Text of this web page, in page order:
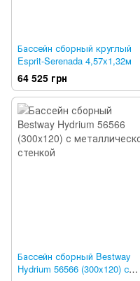
Бассейн сборный круглый
Esprit-Serenada 4,57x1,32м
64 525 грн
Бассейн сборный Bestway
Hydrium 56566 (300x120) с